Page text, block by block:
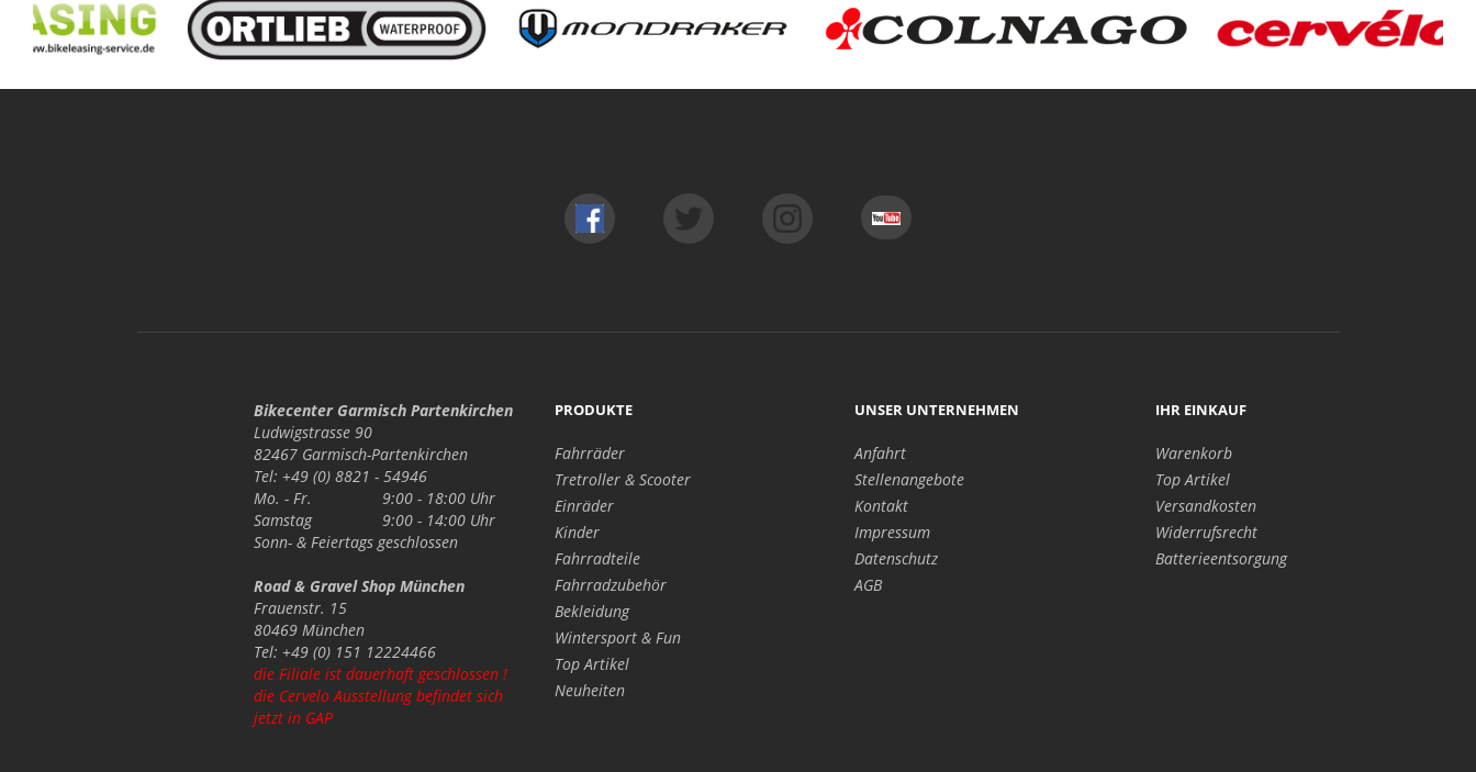
Bikecenter Garmisch Partenkirchen
Ludwigstrasse 90
82467 Garmisch-Partenkirchen
Tel: +49 (0) 8821 - 54946
Mo. - Fr.
9:00 - 18:00 Uhr
Samstag
9:00 - 14:00 Uhr
Sonn- & Feiertagsgeschlossen
Road & Gravel Shop München
Frauenstr. 15
80469 München
Tel: +49 (0) 151 12224466
die Filiale ist dauerhaft geschlossen !
die Cervelo Ausstellung befindet sich
jetzt in GAP
PRODUKTE
Fahrräder
Tretroller & Scooter
Einräder
Kinder
Fahrradteile
Fahrradzubehör
Bekleidung
Wintersport & Fun
Top Artikel
Neuheiten
UNSER UNTERNEHMEN
Anfahrt
Stellenangebote
Kontakt
Impressum
Datenschutz
AGB
IHR EINKAUF
Warenkorb
Top Artikel
Versandkosten
Widerrufsrecht
Batterieentsorgung